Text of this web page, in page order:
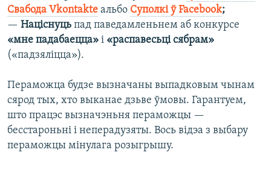
Свабода Vkontakte альбо Суполкі ў Facebook;
— Націснуць пад паведамленьнем аб конкурсе
«мне падабаецца» і «распавесьці сябрам»
(«падзяліцца»).
Пераможца будзе вызначаны выпадковым чынам
сярод тых, хто выканае дзьве ўмовы. Гарантуем,
што працэс вызначэньня пераможцы —
бесстароньні і неперадузяты. Вось відэа з выбару
пераможцы мінулага розыгрышу.